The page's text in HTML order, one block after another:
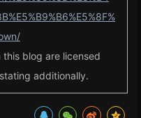
this blog are licensed
additionally.